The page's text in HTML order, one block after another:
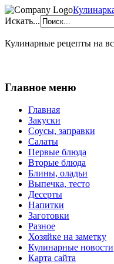
Искать...
Кулинарные рецепты на
Главное меню
Главная
Закуски
Соусы, заправки
Салаты
Первые блюда
Вторые блюда
Блины, оладьи
Выпечка, тесто
Десерты
Напитки
Заготовки
Разное
Хозяйке на заметку
Кулинарные новости
Карта сайта